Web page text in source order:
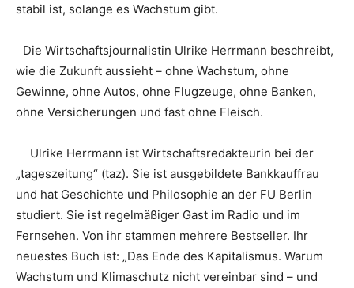
stabil ist, solange es Wachstum gibt.
Die Wirtschaftsjournalistin Ulrike Herrmann beschreibt,
wie die Zukunft aussieht – ohne Wachstum, ohne
Gewinne, ohne Autos, ohne Flugzeuge, ohne Banken,
ohne Versicherungen und fast ohne Fleisch.
Ulrike Herrmann ist Wirtschaftsredakteurin bei der
„tageszeitung“ (taz). Sie ist ausgebildete Bankkauffrau
und hat Geschichte und Philosophie an der FU Berlin
studiert. Sie ist regelmäßiger Gast im Radio und im
Fernsehen. Von ihr stammen mehrere Bestseller. Ihr
neuestes Buch ist: „Das Ende des Kapitalismus. Warum
Wachstum und Klimaschutz nicht vereinbar sind – und